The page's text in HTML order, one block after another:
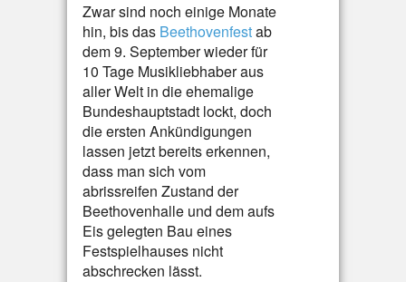
Zwar sind noch einige Monate
hin, bis das Beethovenfestab
dem 9. September wieder für
10 Tage Musikliebhaber aus
aller Welt in die ehemalige
Bundeshauptstadt lockt, doch
die ersten Ankündigungen
lassen jetzt bereits erkennen,
dass man sich vom
abrissreifen Zustand der
Beethovenhalle und dem aufs
Eis gelegten Bau eines
Festspielhauses nicht
abschrecken lässt.